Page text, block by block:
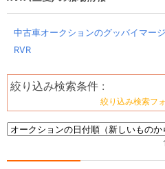
中古車オークションのグッバイマー
RVR
絞り込み検索条件 :
絞り込み検索フ
1